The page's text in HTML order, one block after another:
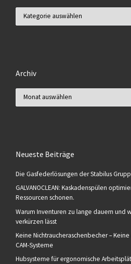
Archiv
Neueste Beiträge
Die Gasfederlösungen der Stabilus
GALVANOCLEAN: Kaskadenspülen
Ressourcen schonen.
Warum Inventuren zu lange dauern und
verkürzen lässt
Keine Nichtraucheraschenbecher –
CAM-Systeme
Hubsysteme für ergonomische